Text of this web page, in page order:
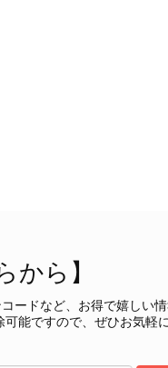
心温まるレビューをお寄せ
、状態にもご満足いただけ
葉や、ヴィンテージならで
前回ご購入いただいたバッ
から】
ードなど、お得で嬉しい
能ですので、ぜひお気軽